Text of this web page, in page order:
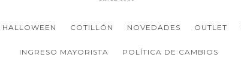
HALLOWEEN COTILLÓN NOVEDADES OUTLET
INGRESO MAYORISTA POLÍTICA DE CAMBIOS